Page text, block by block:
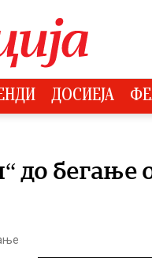
ДОСИЕЈА
до бегање